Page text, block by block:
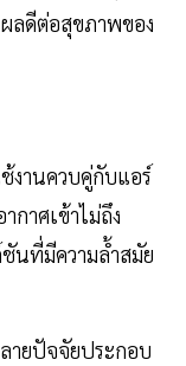
ลดีต่อสุขภาพของ
งานควบคู่กับแอร์
กาศเข้าไม่ถึง
ชันที่มีความล้ำสมัย
ายปัจจัยประกอบ